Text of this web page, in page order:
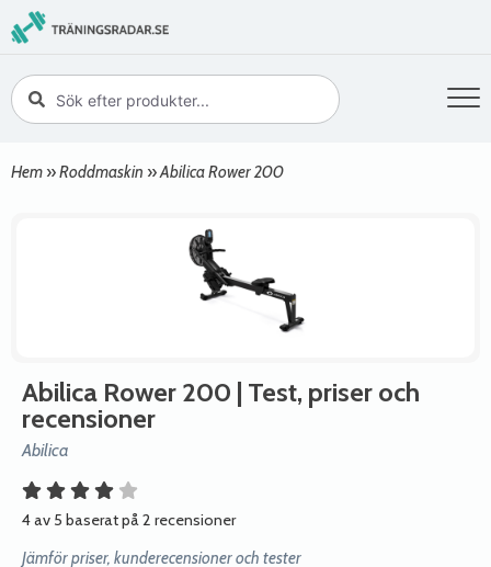
Hem »Roddmaskin »Abilica Rower 200
Abilica Rower 200 | Test, priser och
recensioner
Abilica
4 av 5 baserat på 2 recensioner
Jämför priser, kunderecensioner och tester